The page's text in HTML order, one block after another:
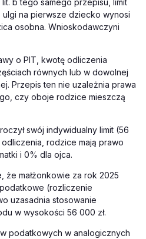
b tego samego przepisu, limit
na pierwsze dziecko wynosi
osobna. Wnioskodawczyni
o PIT, kwotę odliczenia
równych lub w dowolnej
Przepis ten nie uzależnia prawa
czy oboje rodzice mieszczą
swój indywidualny limit (56
rodzice mają prawo
i 0% dla ojca.
że małżonkowie za rok 2025
(rozliczenie
uzasadnia stosowanie
w wysokości 56 000 zł.
podatkowych w analogicznych